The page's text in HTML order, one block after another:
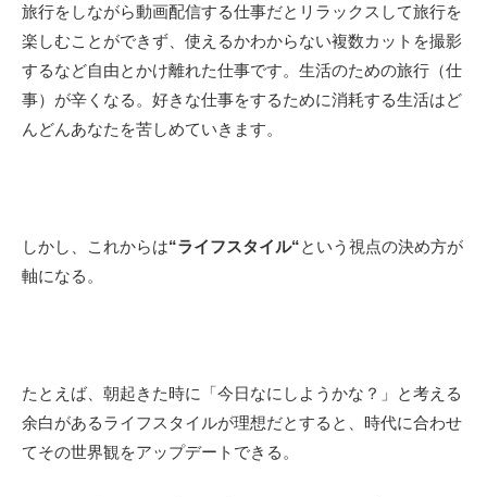
旅行をしながら動画配信する仕事だとリラックスして旅行を
楽しむことができず、使えるかわからない複数カットを撮影
するなど自由とかけ離れた仕事です。生活のための旅行（仕
事）が辛くなる。好きな仕事をするために消耗する生活はど
んどんあなたを苦しめていきます。
しかし、これからは“ライフスタイル“という視点の決め方が
軸になる。
たとえば、朝起きた時に「今日なにしようかな？」と考える
余白があるライフスタイルが理想だとすると、時代に合わせ
てその世界観をアップデートできる。